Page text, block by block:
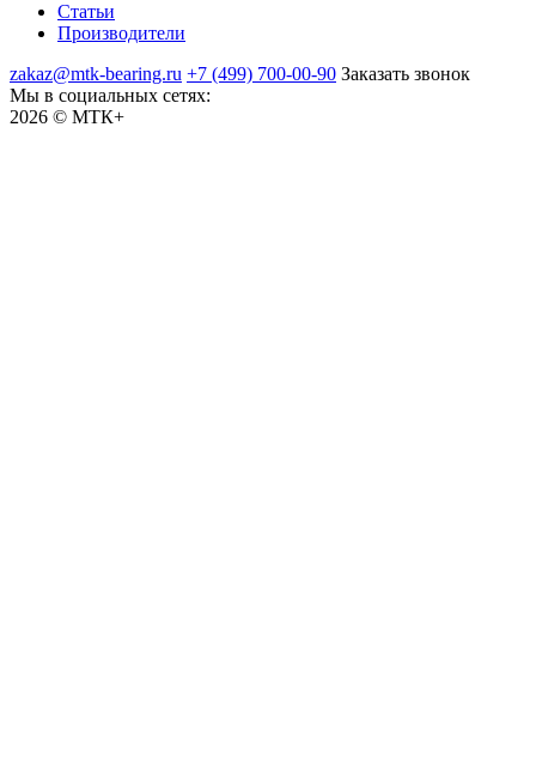
Статьи
Производители
zakaz@mtk-bearing.ru +7 (499) 700-00-90 Заказать звонок
Мы в социальных сетях:
2026 © МТК+